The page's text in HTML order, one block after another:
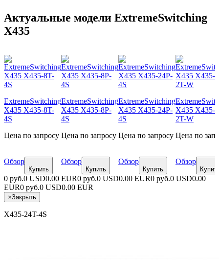
Актуальные модели ExtremeSwitching
X435
ExtremeSwitching
X435 X435-8T-
4S
Цена по запросу
Обзор
Купить
ExtremeSwitching
X435 X435-8P-
4S
Цена по запросу
Обзор
Купить
ExtremeSwitching
X435 X435-24P-
4S
Цена по запросу
Обзор
Купить
X435 X435-
2T-W
Цена по
Обзор
0 руб.0 USD0.00 EUR0 руб.0 USD0.00 EUR0 руб.0 USD0.00
EUR0 руб.0 USD0.00 EUR
×Закрыть
X435-24T-4S